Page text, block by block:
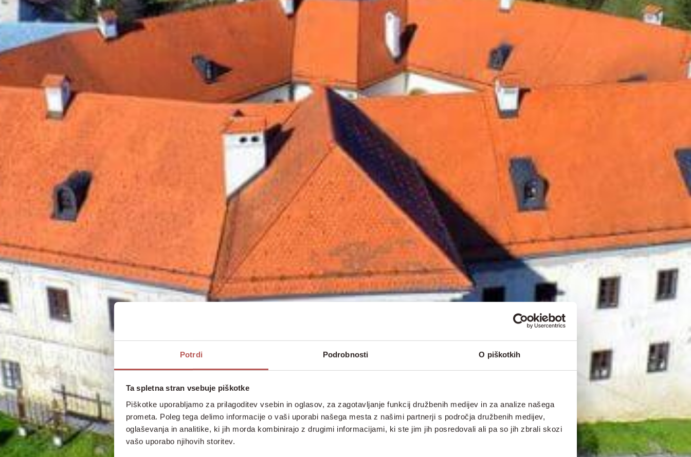
Potrdi Podrobnosti O piškotkih
Ta spletna stran vsebuje piškotke
Piškotke uporabljamo za prilagoditev vsebin in oglasov, za zagotavljanje funkcij družbenih medijev in za analize našega
prometa. Poleg tega delimo informacije o vaši uporabi našega mesta z našimi partnerji s področja družbenih medijev,
oglaševanja in analitike, ki jih morda kombinirajo z drugimi informacijami, ki ste jim jih posredovali ali pa so jih zbrali skozi
vašo uporabo njihovih storitev.